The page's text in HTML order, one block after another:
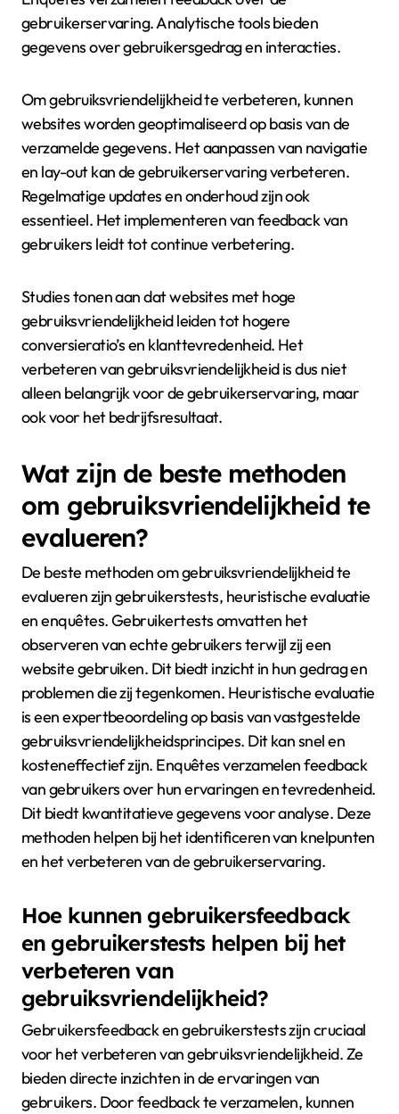
gebruikerservaring. Analytische tools bieden
gegevens over gebruikersgedrag en interacties.
Om gebruiksvriendelijkheid te verbeteren, kunnen
websites worden geoptimaliseerd op basis van de
verzamelde gegevens. Het aanpassen van navigatie
en lay-out kan de gebruikerservaring verbeteren.
Regelmatige updates en onderhoud zijn ook
essentieel. Het implementeren van feedback van
gebruikers leidt tot continue verbetering.
Studies tonen aan dat websites met hoge
gebruiksvriendelijkheid leiden tot hogere
conversieratio’s en klanttevredenheid. Het
verbeteren van gebruiksvriendelijkheid is dus niet
alleen belangrijk voor de gebruikerservaring, maar
ook voor het bedrijfsresultaat.
Wat zijn de beste methoden
om gebruiksvriendelijkheid te
evalueren?
De beste methoden om gebruiksvriendelijkheid te
evalueren zijn gebruikerstests, heuristische evaluatie
en enquêtes. Gebruikertests omvatten het
observeren van echte gebruikers terwijl zij een
website gebruiken. Dit biedt inzicht in hun gedrag en
problemen die zij tegenkomen. Heuristische evaluatie
is een expertbeoordeling op basis van vastgestelde
gebruiksvriendelijkheidsprincipes. Dit kan snel en
kosteneffectief zijn. Enquêtes verzamelen feedback
van gebruikers over hun ervaringen en tevredenheid.
Dit biedt kwantitatieve gegevens voor analyse. Deze
methoden helpen bij het identificeren van knelpunten
en het verbeteren van de gebruikerservaring.
Hoe kunnen gebruikersfeedback
en gebruikerstests helpen bij het
verbeteren van
gebruiksvriendelijkheid?
Gebruikersfeedback en gebruikerstests zijn cruciaal
voor het verbeteren van gebruiksvriendelijkheid. Ze
bieden directe inzichten in de ervaringen van
gebruikers. Door feedback te verzamelen, kunnen